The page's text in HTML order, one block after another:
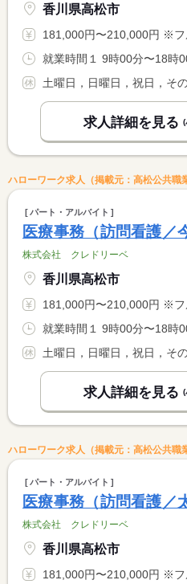
香川県高松市
181,000円〜210,000円 ※フルタイム求人の場合は月額（換
就業時間１ 9時00分〜18時
土曜日，日曜日，祝日，そ
求人詳細を見る (
ハローワーク求人（掲載元：高松公共職
パート・アルバイト
医療事務（訪問看護／
株式会社 クレドリーベ
香川県高松市
181,000円〜210,000円 ※フルタイム求人の場合は月額（換
就業時間１ 9時00分〜18時
土曜日，日曜日，祝日，そ
求人詳細を見る (
ハローワーク求人（掲載元：高松公共職
パート・アルバイト
医療事務（訪問看護／
株式会社 クレドリーベ
香川県高松市
181,000円〜210,000円 ※フルタイム求人の場合は月額（換